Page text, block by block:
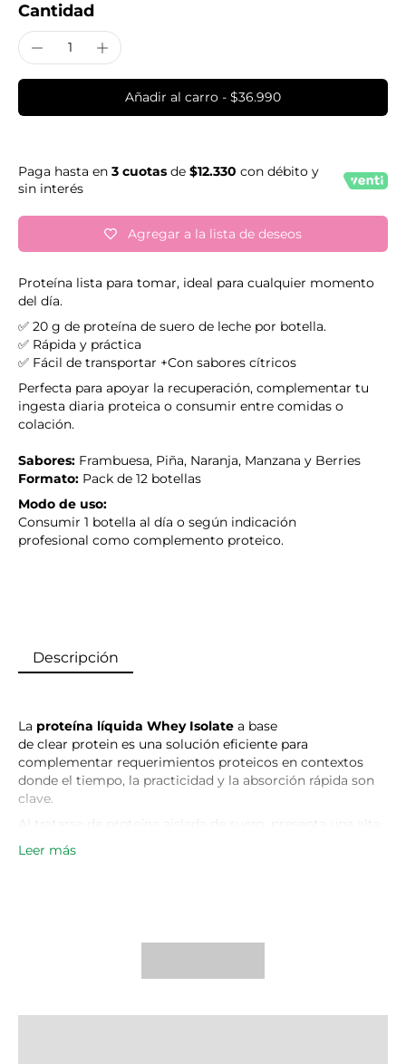
Cantidad
Añadir al carro - $36.990
Paga hasta en 3 cuotas de $12.330 con débito y
sin interés
Agregar a la lista de deseos
Proteína lista para tomar, ideal para cualquier momento
del día.
✅ 20 g de proteína de suero de leche por botella.
✅ Rápida y práctica
✅ Fácil de transportar +Con sabores cítricos
Perfecta para apoyar la recuperación, complementar tu
ingesta diaria proteica o consumir entre comidas o
colación.
Sabores: Frambuesa, Piña, Naranja, Manzana y Berries
Formato: Pack de 12 botellas
Modo de uso:
Consumir 1 botella al día o según indicación
profesional como complemento proteico.
Descripción
La proteína líquida Whey Isolate a base
de clear protein es una solución eficiente para
complementar requerimientos proteicos en contextos
donde el tiempo, la practicidad y la absorción rápida son
clave.
biodisponibilidad y rápida digestión, lo que la hace
proteica adecuada a lo largo del día, especialmente en
Es una herramienta práctica tanto para deportistas como
mejorar su ingesta proteica diaria sin complejidad.
Leer más